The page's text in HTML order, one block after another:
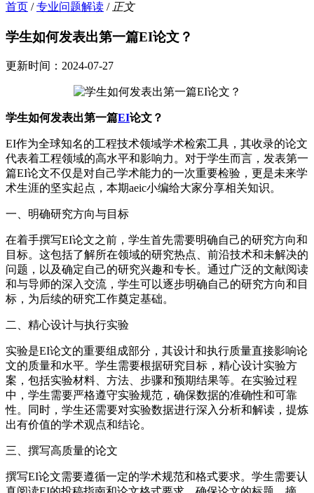
首页 / 专业问题解读 / 正文
学生如何发表出第一篇EI论文？
更新时间： 2024-07-27
学生如何发表出第一篇EI论文？
EI作为全球知名的工程技术领域学术检索工具，其收录的论文
代表着工程领域的高水平和影响力。对于学生而言，发表第一
篇EI论文不仅是对自己学术能力的一次重要检验，更是未来学
术生涯的坚实起点，本期aeic小编给大家分享相关知识。
一、明确研究方向与目标
在着手撰写EI论文之前，学生首先需要明确自己的研究方向和
目标。这包括了解所在领域的研究热点、前沿技术和未解决的
问题，以及确定自己的研究兴趣和专长。通过广泛的文献阅读
和与导师的深入交流，学生可以逐步明确自己的研究方向和目
标，为后续的研究工作奠定基础。
二、精心设计与执行实验
实验是EI论文的重要组成部分，其设计和执行质量直接影响论
文的质量和水平。学生需要根据研究目标，精心设计实验方
案，包括实验材料、方法、步骤和预期结果等。在实验过程
中，学生需要严格遵守实验规范，确保数据的准确性和可靠
性。同时，学生还需要对实验数据进行深入分析和解读，提炼
出有价值的学术观点和结论。
三、撰写高质量的论文
撰写EI论文需要遵循一定的学术规范和格式要求。学生需要认